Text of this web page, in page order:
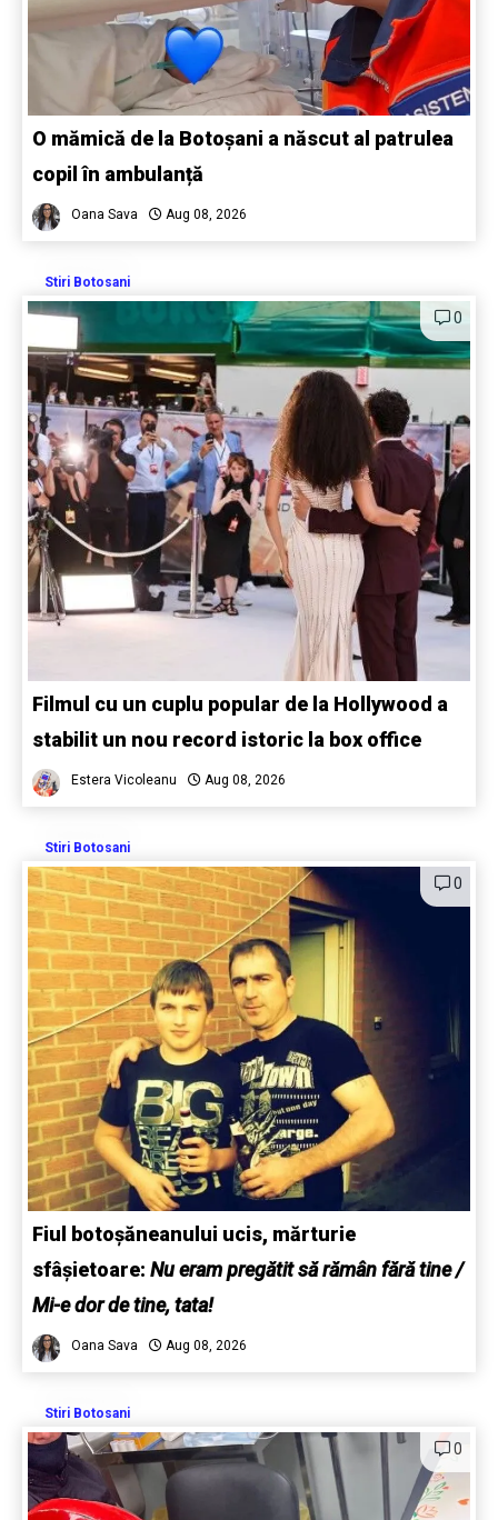
O mămică de la Botoșani a născut al patrulea
copil în ambulanță
Oana Sava Aug 08, 2026
Stiri Botosani
0
Filmul cu un cuplu popular de la Hollywood a
stabilit un nou record istoric la box office
Estera Vicoleanu Aug 08, 2026
Stiri Botosani
0
Fiul botoșăneanului ucis, mărturie
sfâșietoare: Nu eram pregătit să rămân fără tine /
Mi-e dor de tine, tata!
Oana Sava Aug 08, 2026
Stiri Botosani
0